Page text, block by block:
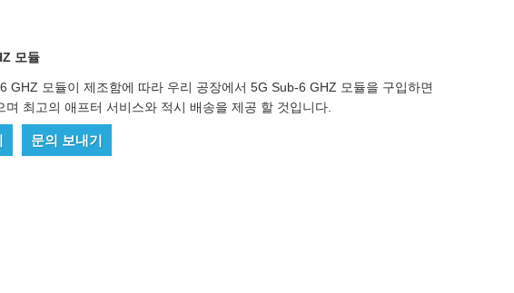
모듈
GHZ 모듈이 제조함에 따라 우리 공장에서 5G Sub-6 GHZ 모듈을 구입하면
며 최고의 애프터 서비스와 적시 배송을 제공 할 것입니다.
문의 보내기